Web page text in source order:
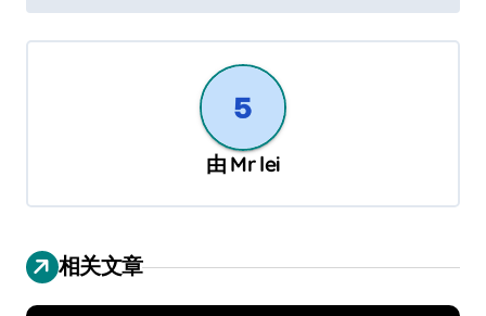
由 Mr lei
相关文章